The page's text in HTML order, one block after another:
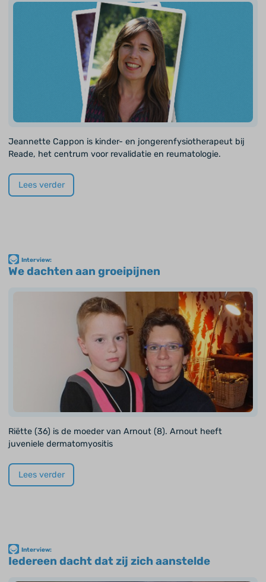
Jeannette Cappon is kinder- en jongerenfysiotherapeut bij
Reade, het centrum voor revalidatie en reumatologie.
Lees verder
Interview:
We dachten aan groeipijnen
Riëtte (36) is de moeder van Arnout (8). Arnout heeft
juveniele dermatomyositis
Lees verder
Interview:
Iedereen dacht dat zij zich aanstelde